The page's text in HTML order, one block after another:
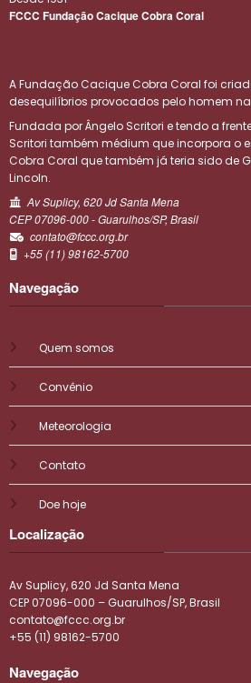
FCCC Fundação Cacique Cobra Coral
A Fundação Cacique Cobra Coral foi
desequilíbrios provocados pelo homem
Fundada por Ângelo Scritori e tendo a
Scritori também médium que incorpora o
Cobra Coral que também já teria sido de
Lincoln.
Av Suplicy, 620 Jd Santa Mena
CEP 07096-000 - Guarulhos/SP, Brasil
contato@fccc.org.br
+55 (11) 98162-5700
Navegação
Quem somos
Convênio
Meteorologia
Contato
Doe hoje
Localização
Av Suplicy, 620 Jd Santa Mena
CEP 07096-000 – Guarulhos/SP, Brasil
contato@fccc.org.br
+55 (11) 98162-5700
Navegação